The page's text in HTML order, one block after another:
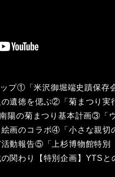
プ①「米沢御堀端史蹟保存
遺徳を偲ぶ②「菊まつり実
陽の菊まつり基本計画③「
画のコラボ④「小さな親切
動報告⑤「上杉博物館特別
関わり【特別企画】YTSと